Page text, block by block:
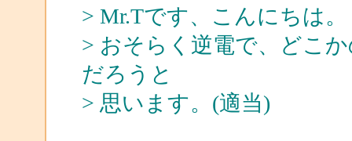
> Mr.Tです、こんにちは。
> おそらく逆電で、どこ
だろうと
> 思います。(適当)